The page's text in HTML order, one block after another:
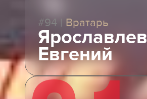
#94 Вратарь
Ярославлев
Евгений